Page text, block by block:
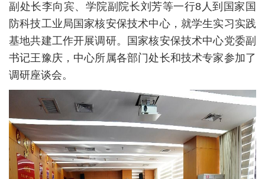
副处长李向宾、学院副院长刘芳等一行8人到国家国
防科技工业局国家核安保技术中心，就学生实习实践
基地共建工作开展调研。国家核安保技术中心党委副
书记王豫庆，中心所属各部门处长和技术专家参加了
调研座谈会。